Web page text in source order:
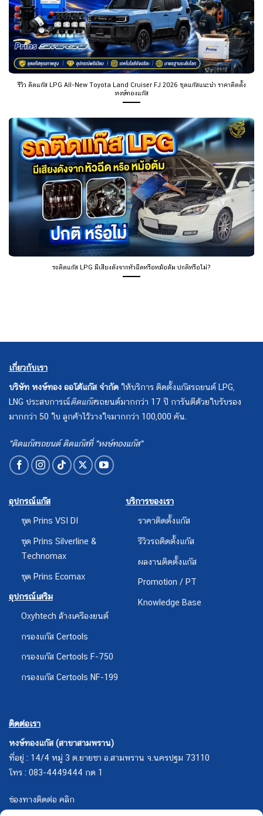
รีวิว ติดแก๊ส LPG All-New Toyota Land Cruiser FJ 2026 ชุดแก๊สแนะนำ ราคาติดตั้ง
หงษ์ทองแก๊ส
รถติดแก๊ส LPG มีเสียงดังจากหัวฉีดหรือหม้อต้ม ปกติหรือไม่?
เกี่ยวกับเรา
บริษัท หงษ์ทอง ออโต้แก๊ส จำกัด ให้บริการ ติดตั้งแก๊สรถยนต์ LPG,
LNG ประสบการณ์ติดแก๊สรถยนต์มากกว่า 17 ปี การันตีด้วยใบรับรอง
มากกว่า 50 ใบ ลูกค้าไว้วางใจมากกว่า 100,000 คัน.
"ติดแก๊สรถยนต์ ติดแก๊สที่ "หงษ์ทองแก๊ส"
อุปกรณ์แก๊ส
ชุด Prins VSI DI
ชุด Prins Silverline &
Technomax
ชุด Prins Ecomax
อุปกรณ์เสริม
Oxyhtech ล้างเครืองยนต์
กรองแก๊ส Certools
กรองแก๊ส Certools F-750
กรองแก๊ส Certools NF-199
บริการของเรา
ราคาติดตั้งแก๊ส
รีวิวรถติดตั้งแก๊ส
ผลงานติดตั้งแก๊ส
Promotion / PT
Knowledge Base
ติดต่อเรา
หงษ์ทองแก๊ส (สาขาสามพราน)
ที่อยู่ : 14/4 หมู่ 3 ต.ยายชา อ.สามพราน จ.นครปฐม 73110
โทร : 083-4449444 กด 1
ช่องทางติดต่อ คลิก